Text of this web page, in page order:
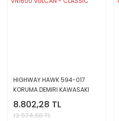
HIGHWAY HAWK 594-017
KORUMA DEMIRI KAWASAKI
VN1600 VULCAN - CLASSIC
8.802,28 TL
12.574,68 TL